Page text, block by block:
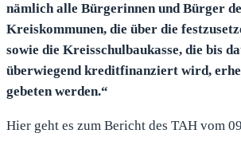
nämlich alle Bürgerinnen und Bürger
Kreiskommunen, die über die
sowie die Kreisschulbaukasse, die bis
überwiegend kreditfinanziert wird,
gebeten werden.“
Hier geht es zum Bericht des TAH vom